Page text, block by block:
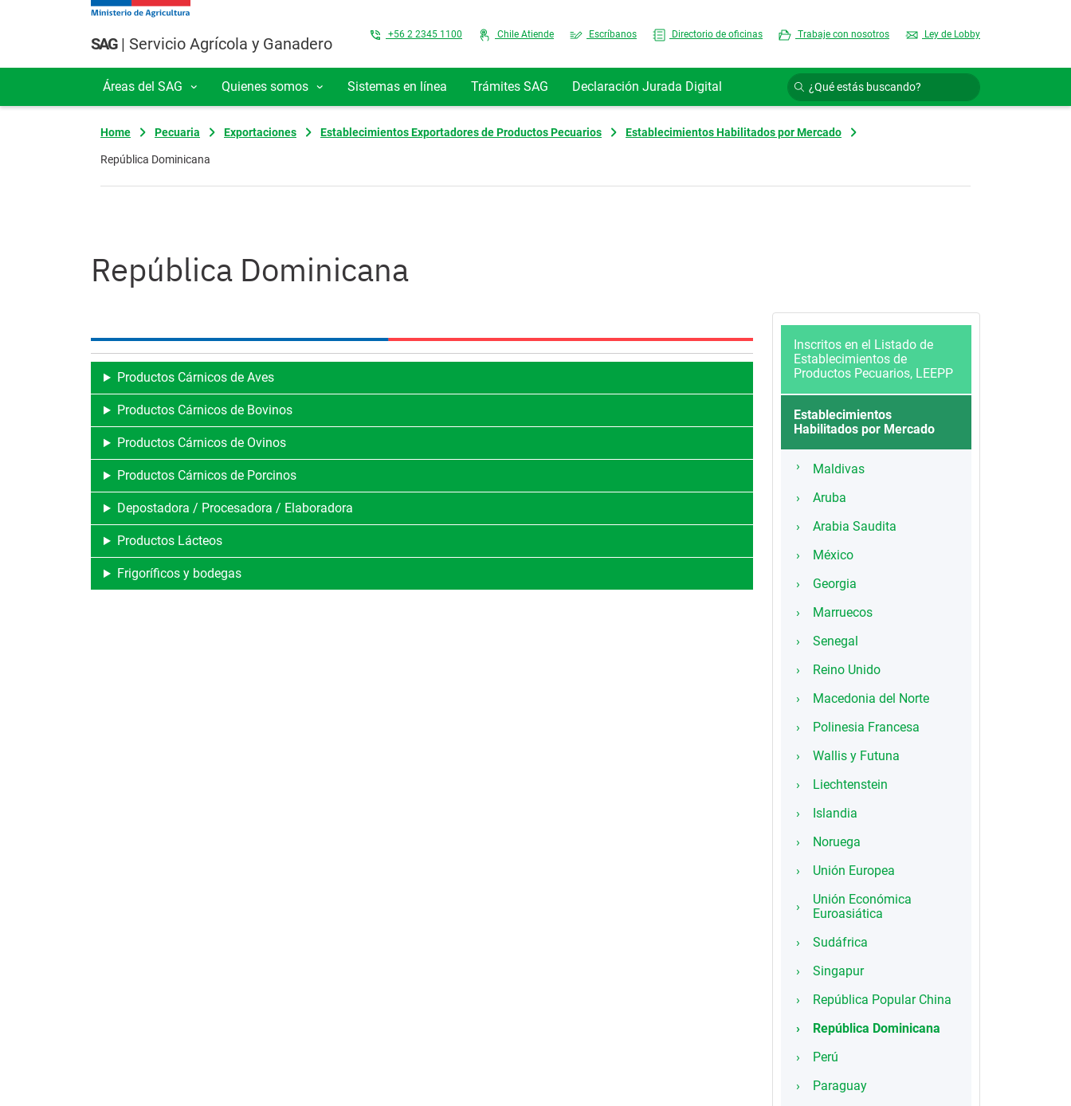
Pasar al contenido principal
SAG| Servicio Agrícola y Ganadero Top Menu
+56 2 2345 1100 Chile Atiende Escríbanos Directorio de oficinas Trabaje con nosotros Ley de Lobby
Navegación principal
Áreas del SAG Quienes somos Sistemas en línea Trámites SAG Declaración Jurada Digital
Home Pecuaria Exportaciones Establecimientos Exportadores de Productos Pecuarios Establecimientos Habilitados por Mercado
República Dominicana
República Dominicana
Productos Cárnicos de Aves
Productos Cárnicos de Bovinos
Productos Cárnicos de Ovinos
Productos Cárnicos de Porcinos
Depostadora / Procesadora / Elaboradora
Productos Lácteos
Frigoríficos y bodegas
Inscritos en el Listado de
Establecimientos de
Productos Pecuarios, LEEPP
Establecimientos
Habilitados por Mercado
Maldivas
Aruba
Arabia Saudita
México
Georgia
Marruecos
Senegal
Reino Unido
Macedonia del Norte
Polinesia Francesa
Wallis y Futuna
Liechtenstein
Islandia
Noruega
Unión Europea
Unión Económica
Euroasiática
Sudáfrica
Singapur
República Popular China
República Dominicana
Perú
Paraguay